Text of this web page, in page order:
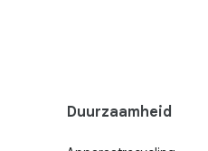
Duurzaamheid